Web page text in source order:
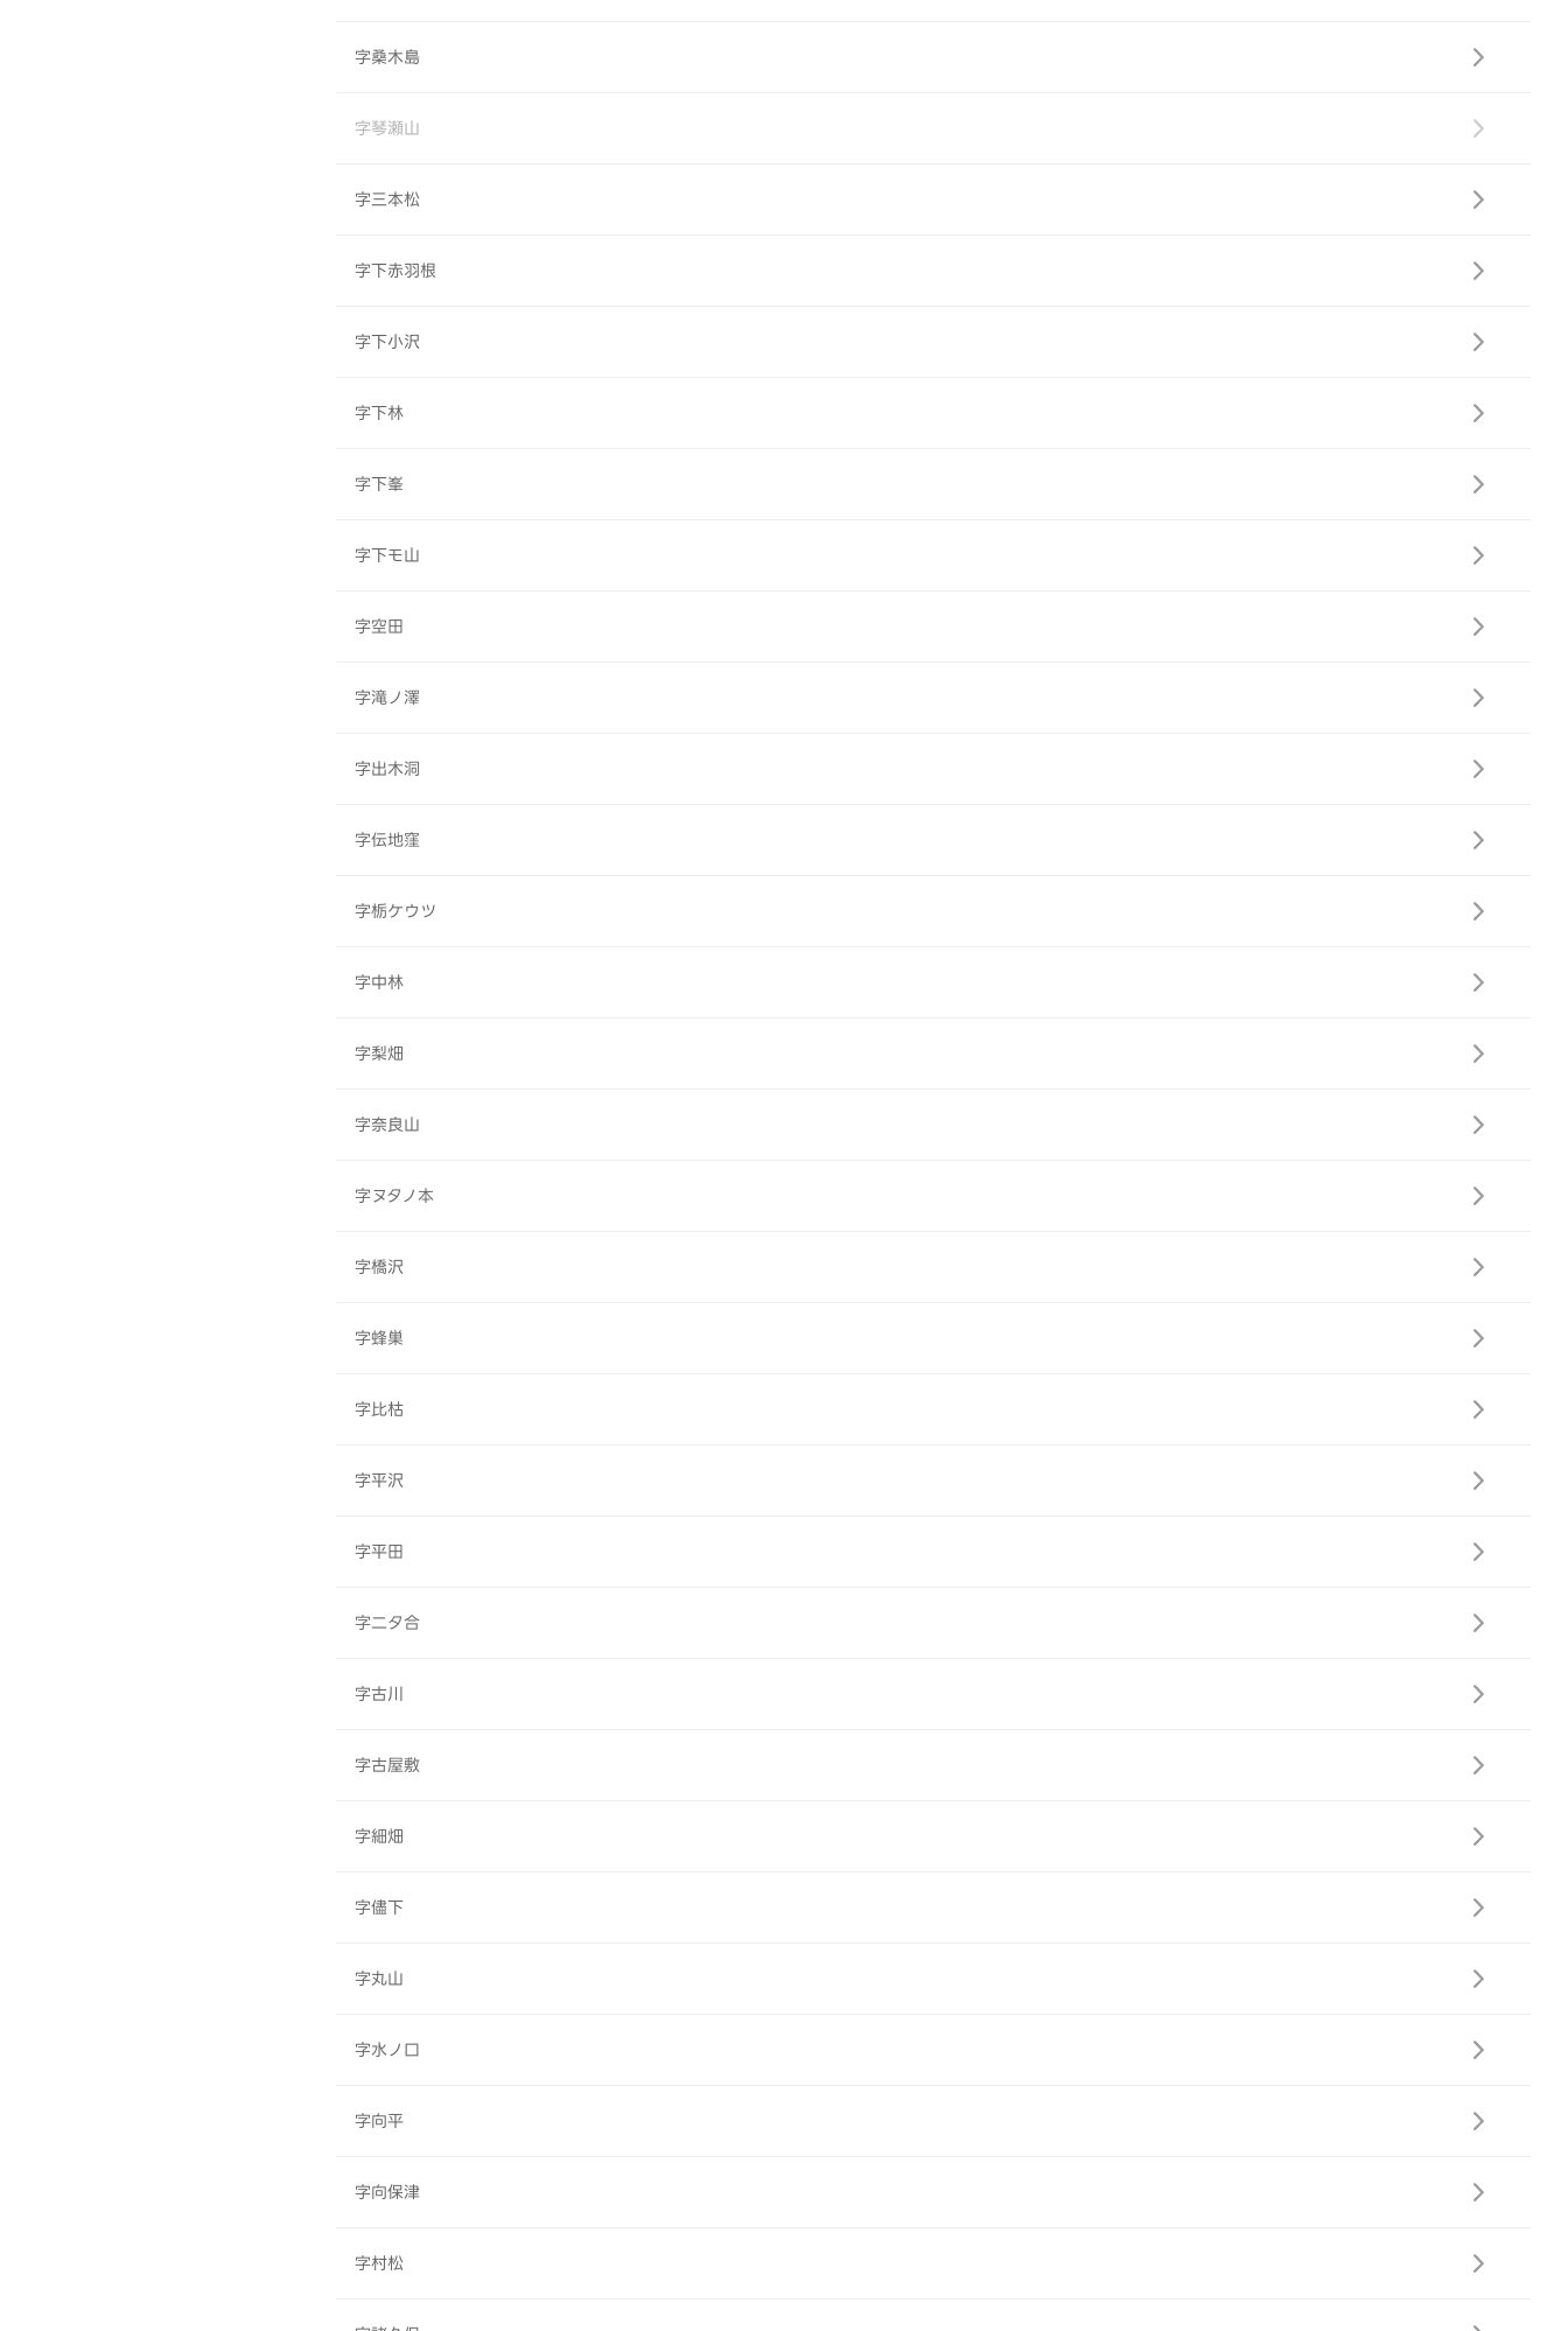
字桑木島
字琴瀬山
字三本松
字下赤羽根
字下小沢
字下林
字下峯
字下モ山
字空田
字滝ノ澤
字出木洞
字伝地窪
字栃ケウツ
字中林
字梨畑
字奈良山
字ヌタノ本
字橋沢
字蜂巣
字比枯
字平沢
字平田
字二タ合
字古川
字古屋敷
字細畑
字儘下
字丸山
字水ノ口
字向平
字向保津
字村松